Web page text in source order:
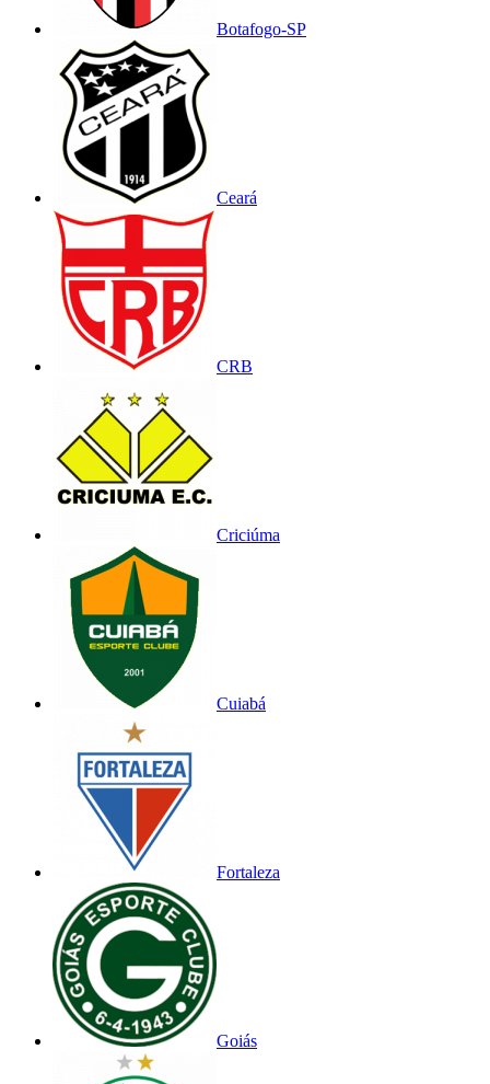
Botafogo-SP
Ceará
CRB
Criciúma
Cuiabá
Fortaleza
Goiás